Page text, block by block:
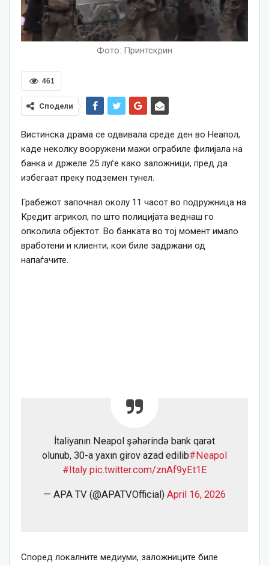
Фото: Принтскрин
461
Сподели
Вистинска драма се одвивала среде ден во Неапол,
каде неколку вооружени мажи ограбиле филијала на
банка и држеле 25 луѓе како заложници, пред да
избегаат преку подземен тунел.
Грабежот започнал околу 11 часот во подружница на
Кредит агрикол, по што полицијата веднаш го
опколила објектот. Во банката во тој момент имало
вработени и клиенти, кои биле задржани од
напаѓачите.
İtaliyanın Neapol şəhərində bank qarət
olunub, 30-a yaxın girov azad edilib#Neapol
#Italy pic.twitter.com/znAf9yEt1E
— APA TV (@APATVOfficial) April 16, 2026
Според локалните медиуми, заложниците биле